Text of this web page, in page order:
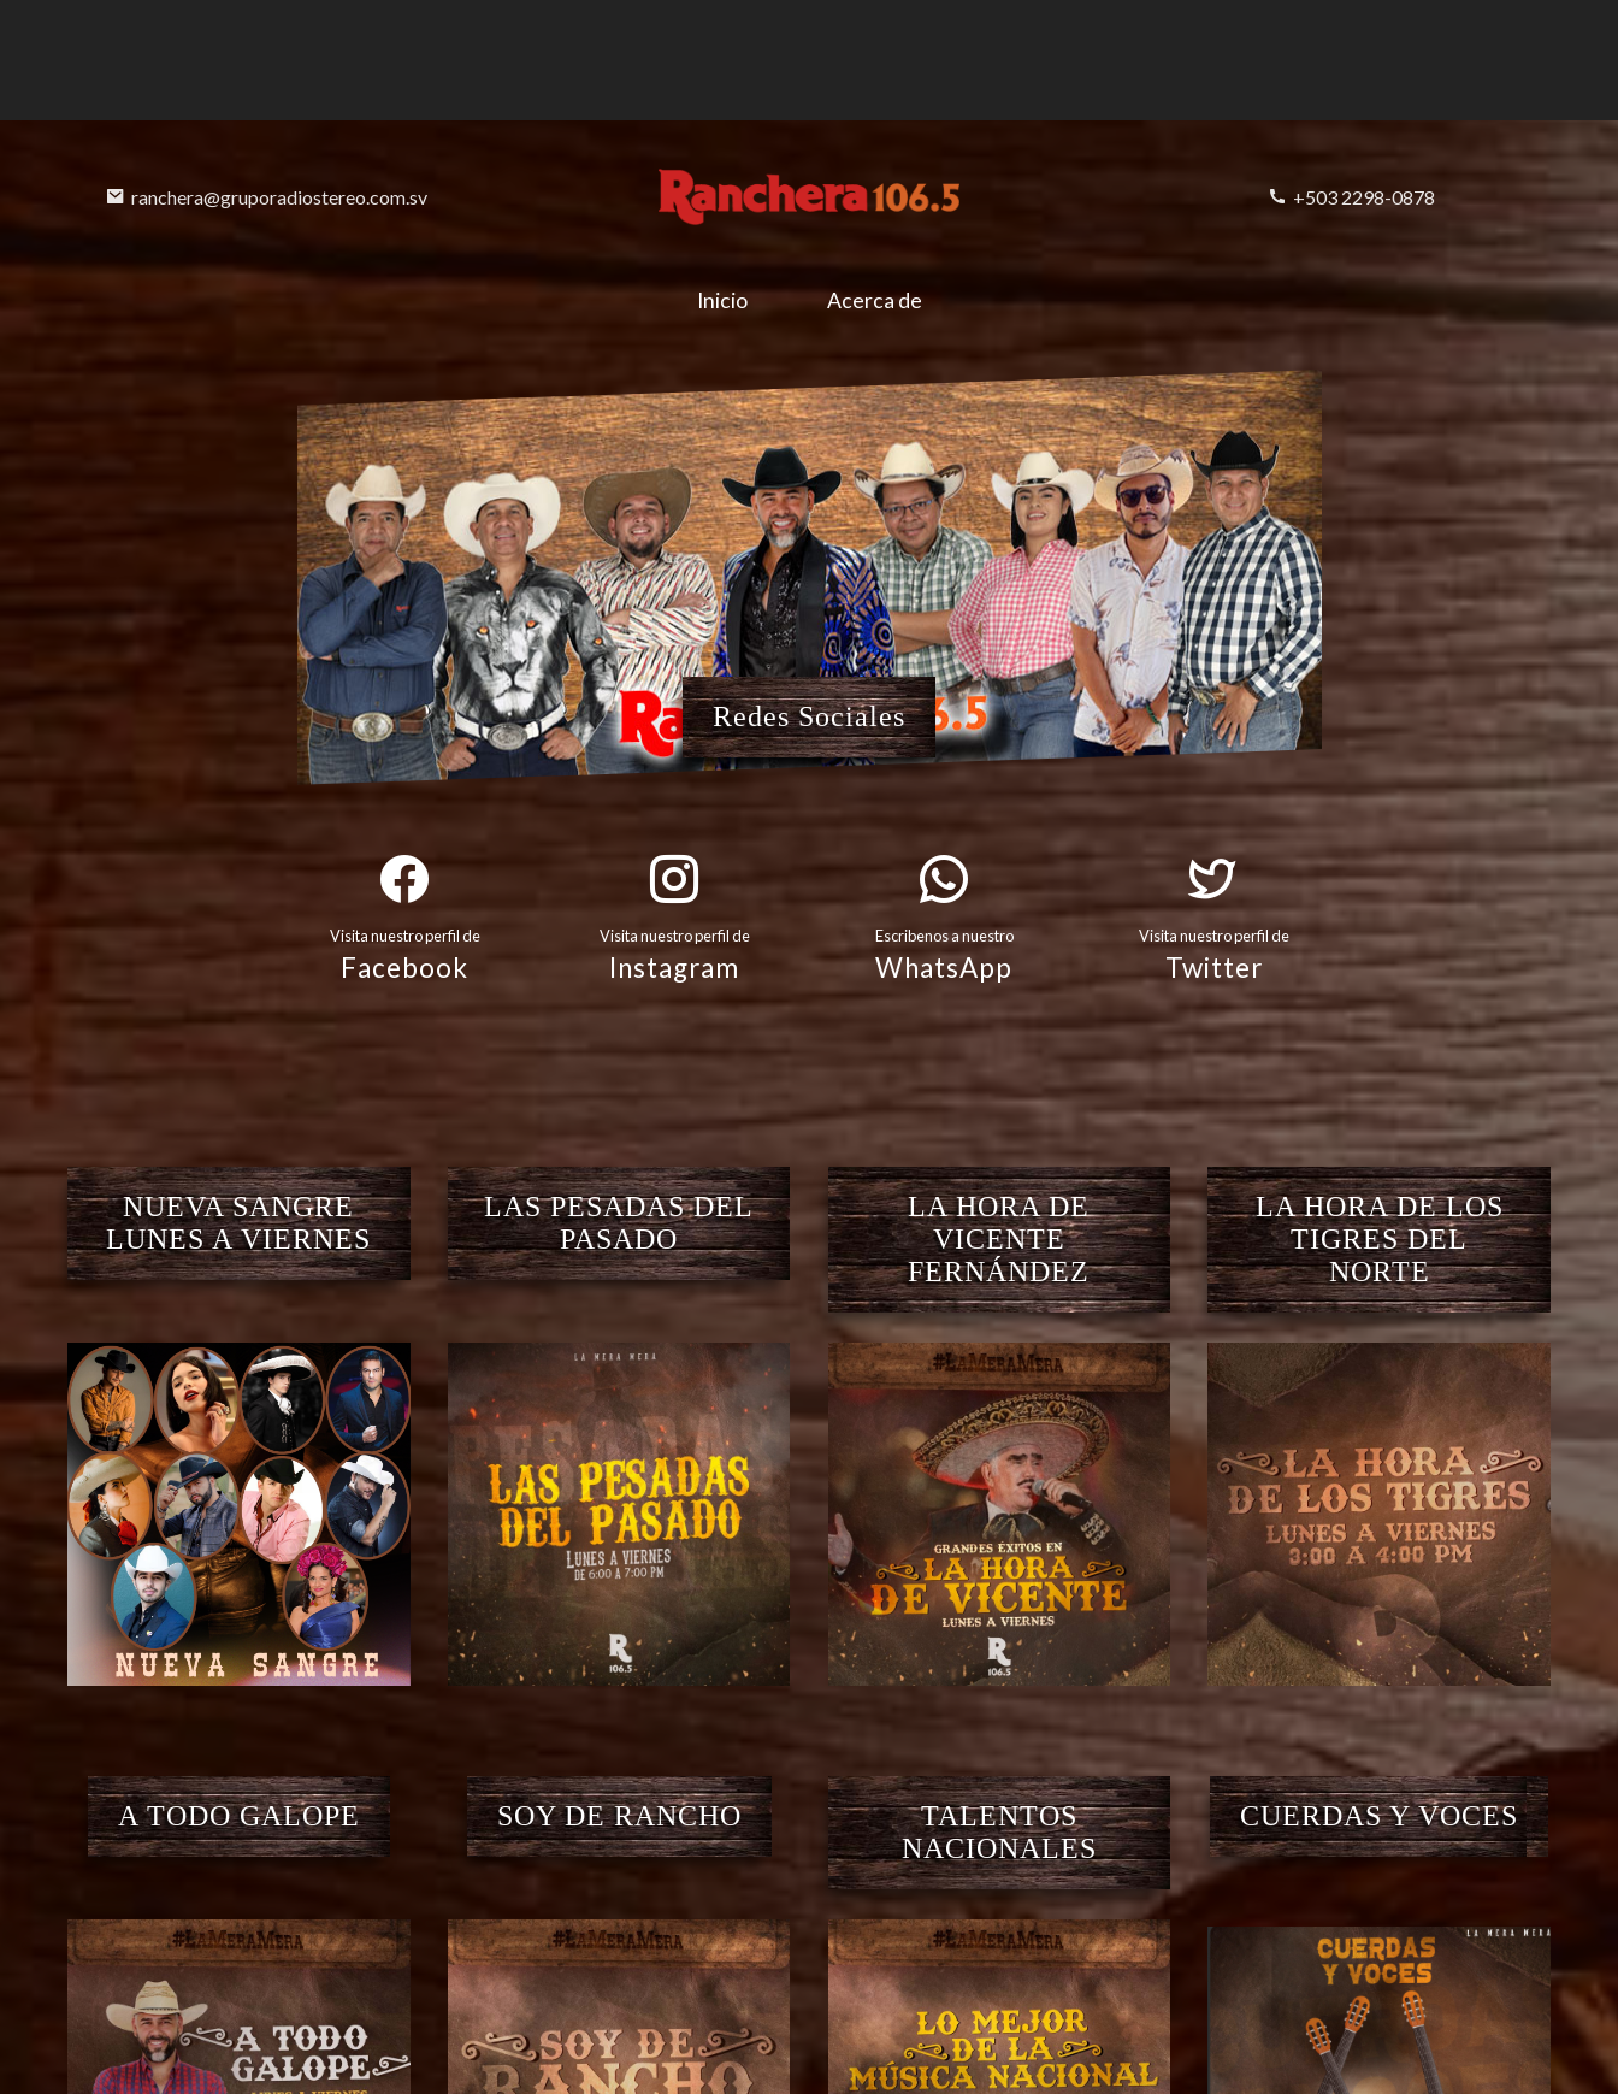
ranchera@gruporadiostereo.com.sv +503 2298-0878
Inicio Acerca de
Redes Sociales
Visita nuestro perfil de
Facebook
Visita nuestro perfil de
Instagram
Escribenos a nuestro
WhatsApp
Visita nuestro perfil de
Twitter
NUEVA SANGRE
LUNES A VIERNES
LAS PESADAS DEL
PASADO
LA HORA DE
VICENTE
FERNÁNDEZ
LA HORA DE LOS
TIGRES DEL
NORTE
A TODO GALOPE SOY DE RANCHO
TALENTOS
NACIONALES
CUERDAS Y VOCES